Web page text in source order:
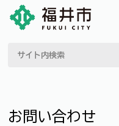
お問い合わせ